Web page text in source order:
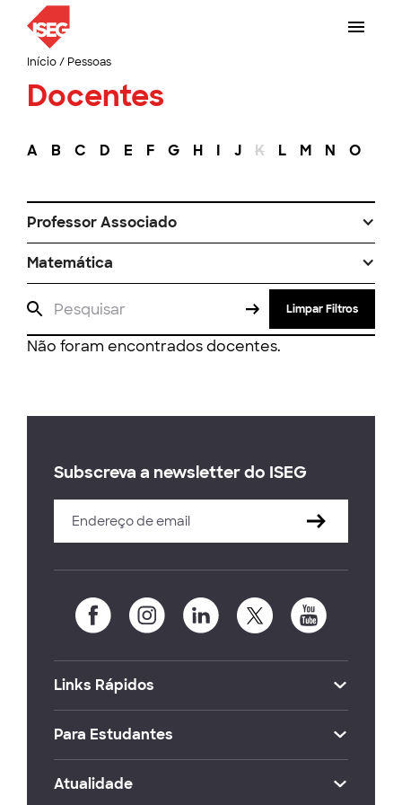
Início/ Pessoas
Docentes
A B C D E F G H I J K L M N O
Professor Associado
Matemática
Limpar Filtros
Não foram encontrados docentes.
Subscreva a newsletter do ISEG
Links Rápidos
Para Estudantes
Atualidade